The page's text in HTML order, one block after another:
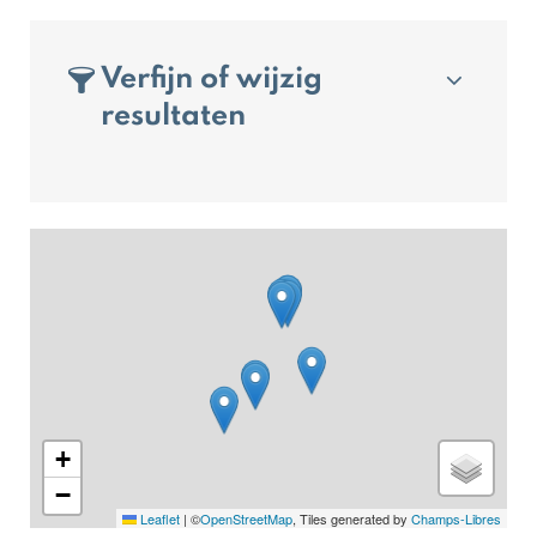
Verfijn of wijzig
resultaten
+
−
Leaflet | ©OpenStreetMap, Tiles generated by Champs-Libres